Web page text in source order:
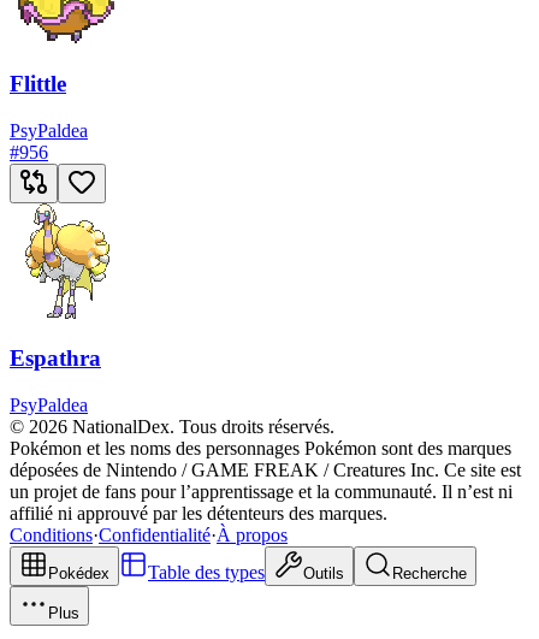
Flittle
PsyPaldea
#956
Espathra
PsyPaldea
© 2026 NationalDex. Tous droits réservés.
Pokémon et les noms des personnages Pokémon sont des marques
déposées de Nintendo / GAME FREAK / Creatures Inc. Ce site est
un projet de fans pour l’apprentissage et la communauté. Il n’est ni
affilié ni approuvé par les détenteurs des marques.
Conditions·Confidentialité·À propos
Pokédex Table des types Outils Recherche
Plus